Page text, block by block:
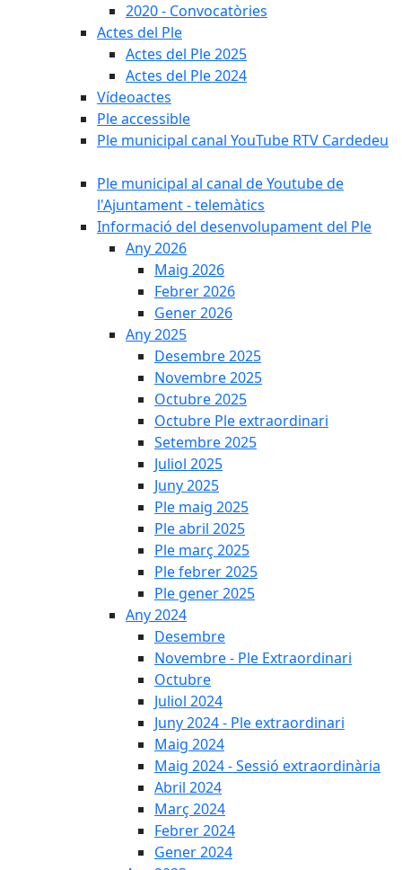
2020 - Convocatòries
Actes del Ple
Actes del Ple 2025
Actes del Ple 2024
Vídeoactes
Ple accessible
Ple municipal canal YouTube RTV Cardedeu
Ple municipal al canal de Youtube de
l'Ajuntament - telemàtics
Informació del desenvolupament del Ple
Any 2026
Maig 2026
Febrer 2026
Gener 2026
Any 2025
Desembre 2025
Novembre 2025
Octubre 2025
Octubre Ple extraordinari
Setembre 2025
Juliol 2025
Juny 2025
Ple maig 2025
Ple abril 2025
Ple març 2025
Ple febrer 2025
Ple gener 2025
Any 2024
Desembre
Novembre - Ple Extraordinari
Octubre
Juliol 2024
Juny 2024 - Ple extraordinari
Maig 2024
Maig 2024 - Sessió extraordinària
Abril 2024
Març 2024
Febrer 2024
Gener 2024